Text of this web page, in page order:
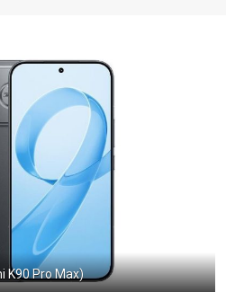
K90 Pro Max)